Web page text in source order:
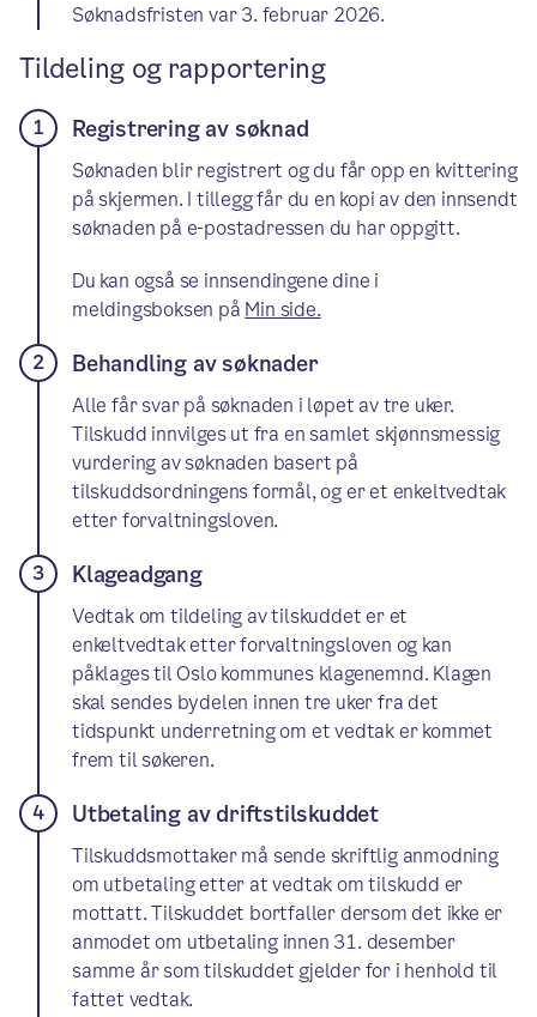
Søknadsfristen var 3. februar 2026.
Tildeling og rapportering
Registrering av søknad
Søknaden blir registrert og du får opp en kvittering
på skjermen. I tillegg får du en kopi av den innsendt
søknaden på e-postadressen du har oppgitt.
Du kan også se innsendingene dine i
meldingsboksen på Min side.
Behandling av søknader
Alle får svar på søknaden i løpet av tre uker.
Tilskudd innvilges ut fra en samlet skjønnsmessig
vurdering av søknaden basert på
tilskuddsordningens formål, og er et enkeltvedtak
etter forvaltningsloven.
Klageadgang
Vedtak om tildeling av tilskuddet er et
enkeltvedtak etter forvaltningsloven og kan
påklages til Oslo kommunes klagenemnd. Klagen
skal sendes bydelen innen tre uker fra det
tidspunkt underretning om et vedtak er kommet
frem til søkeren.
Utbetaling av driftstilskuddet
Tilskuddsmottaker må sende skriftlig anmodning
om utbetaling etter at vedtak om tilskudd er
mottatt. Tilskuddet bortfaller dersom det ikke er
anmodet om utbetaling innen 31. desember
samme år som tilskuddet gjelder for i henhold til
fattet vedtak.